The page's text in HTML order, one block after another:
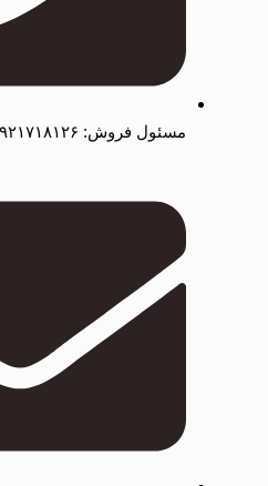
مسئول فروش: ۰۹۹۲۱۷۱۸۱۲۶